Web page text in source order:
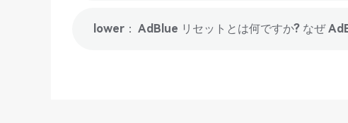
lower： AdBlue リセットとは何ですか? なぜ